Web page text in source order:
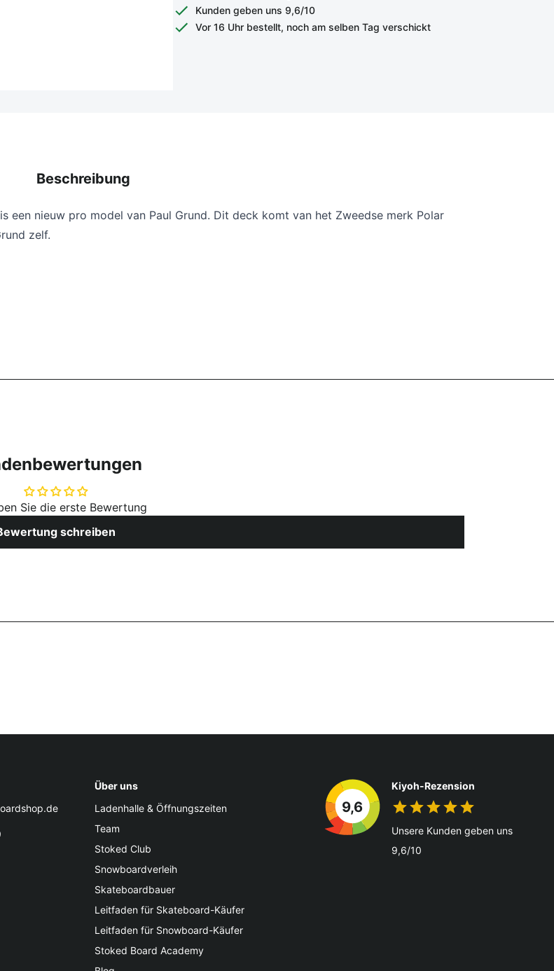
Kunden geben uns 9,6/10
Vor 16 Uhr bestellt, noch am selben Tag verschickt
Beschreibung
is een nieuw pro model van Paul Grund. Dit deck komt van het Zweedse merk Polar
zelf.
Sie die erste Bewertung
schreiben
Über uns
Ladenhalle & Öffnungszeiten
Team
Stoked Club
Snowboardverleih
Skateboardbauer
Leitfaden für Skateboard-Käufer
Leitfaden für Snowboard-Käufer
Stoked Board Academy
9,6
Kiyoh-Rezension
Unsere Kunden geben uns
9,6/10